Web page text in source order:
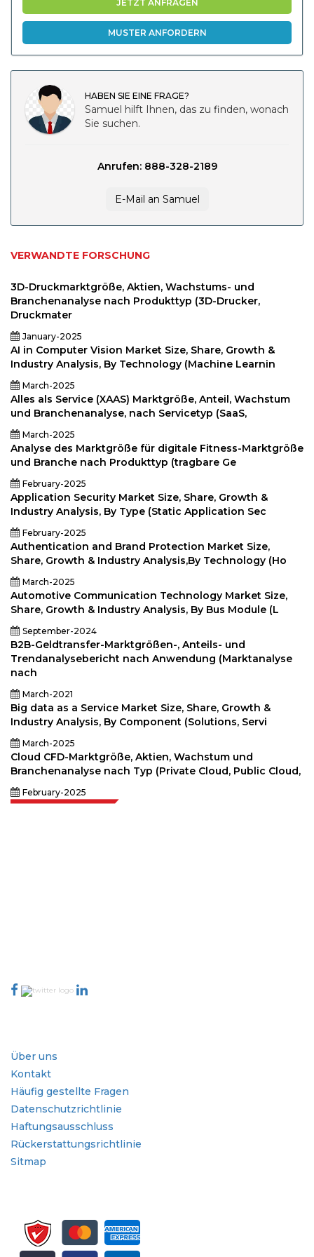
JETZT ANFRAGEN
MUSTER ANFORDERN
HABEN SIE EINE FRAGE?
Samuel hilft Ihnen, das zu finden, wonach
Sie suchen.
Anrufen: 888-328-2189
E-Mail an Samuel
VERWANDTE FORSCHUNG
3D-Druckmarktgröße, Aktien, Wachstums- und
Branchenanalyse nach Produkttyp (3D-Drucker,
Druckmater
January-2025
AI in Computer Vision Market Size, Share, Growth &
Industry Analysis, By Technology (Machine Learnin
March-2025
Alles als Service (XAAS) Marktgröße, Anteil, Wachstum
und Branchenanalyse, nach Servicetyp (SaaS,
March-2025
Analyse des Marktgröße für digitale Fitness-Marktgröße
und Branche nach Produkttyp (tragbare Ge
February-2025
Application Security Market Size, Share, Growth &
Industry Analysis, By Type (Static Application Sec
February-2025
Authentication and Brand Protection Market Size,
Share, Growth & Industry Analysis,By Technology (Ho
March-2025
Automotive Communication Technology Market Size,
Share, Growth & Industry Analysis, By Bus Module (L
September-2024
B2B-Geldtransfer-Marktgrößen-, Anteils- und
Trendanalysebericht nach Anwendung (Marktanalyse
nach
March-2021
Big data as a Service Market Size, Share, Growth &
Industry Analysis, By Component (Solutions, Servi
March-2025
Cloud CFD-Marktgröße, Aktien, Wachstum und
Branchenanalyse nach Typ (Private Cloud, Public Cloud,
February-2025
Über uns
Kontakt
Häufig gestellte Fragen
Datenschutzrichtlinie
Haftungsausschluss
Rückerstattungsrichtlinie
Sitmap